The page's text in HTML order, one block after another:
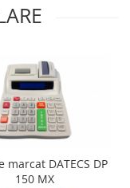
marcat DATECS DP
150 MX